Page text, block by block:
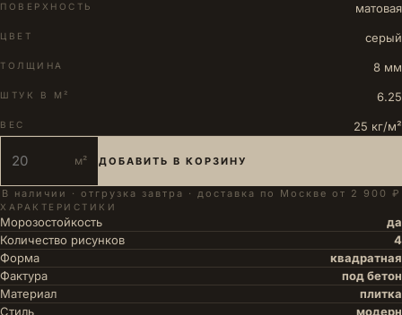
ПОВЕРХНОСТЬ матовая
ЦВЕТ серый
ТОЛЩИНА 8 мм
ШТУК В М² 6.25
ВЕС 25 кг/м²
м² ДОБАВИТЬ В КОРЗИНУ
В наличии · отгрузка завтра · доставка по Москве от 2 900 ₽
ХАРАКТЕРИСТИКИ
Морозостойкость
да
Количество рисунков
4
Форма
квадратная
Фактура
под бетон
Материал
плитка
Стиль
модерн